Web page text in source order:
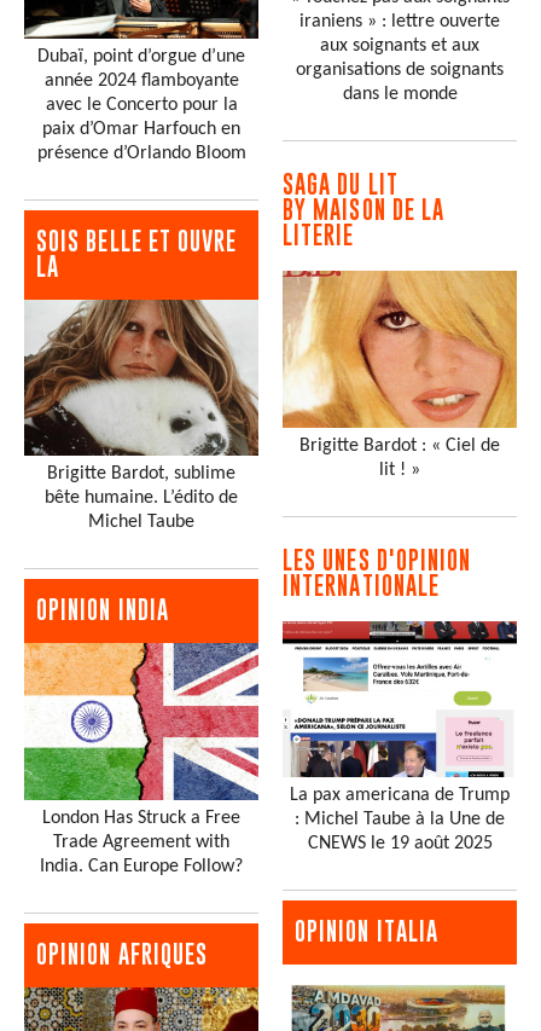
Dubaï, point d’orgue d’une
année 2024 flamboyante
avec le Concerto pour la
paix d’Omar Harfouch en
présence d’Orlando Bloom
SOIS BELLE ET OUVRE
LA
Brigitte Bardot, sublime
bête humaine. L’édito de
Michel Taube
OPINION INDIA
London Has Struck a Free
Trade Agreement with
India. Can Europe Follow?
OPINION AFRIQUES
iraniens » : lettre ouverte
aux soignants et aux
organisations de soignants
dans le monde
SAGA DU LIT
BY MAISON DE LA
LITERIE
Brigitte Bardot : « Ciel de
lit ! »
LES UNES D'OPINION
INTERNATIONALE
La pax americana de Trump
: Michel Taube à la Une de
CNEWS le 19 août 2025
OPINION ITALIA